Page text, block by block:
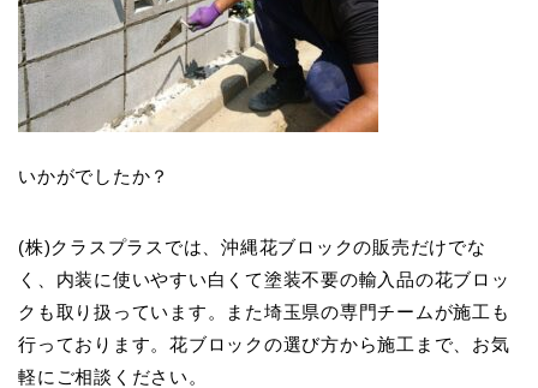
いかがでしたか？
(株)クラスプラスでは、沖縄花ブロックの販売だけでな
く、内装に使いやすい白くて塗装不要の輸入品の花ブロッ
クも取り扱っています。また埼玉県の専門チームが施工も
行っております。花ブロックの選び方から施工まで、お気
軽にご相談ください。